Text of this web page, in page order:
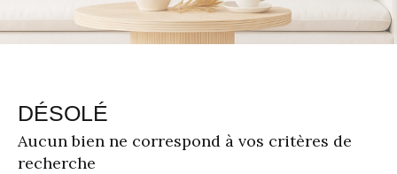
DÉSOLÉ
Aucun bien ne correspond à vos critères de
recherche